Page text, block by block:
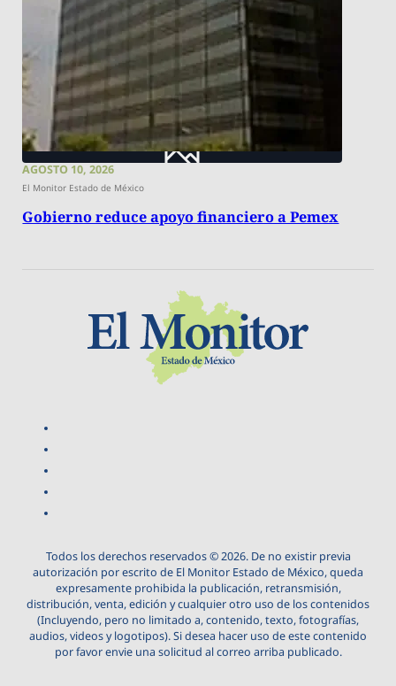
AGOSTO 10, 2026
El Monitor Estado de México
Gobierno reduce apoyo financiero a Pemex
Todos los derechos reservados © 2026. De no existir previa
autorización por escrito de El Monitor Estado de México, queda
expresamente prohibida la publicación, retransmisión,
distribución, venta, edición y cualquier otro uso de los contenidos
(Incluyendo, pero no limitado a, contenido, texto, fotografías,
audios, videos y logotipos). Si desea hacer uso de este contenido
por favor envie una solicitud al correo arriba publicado.